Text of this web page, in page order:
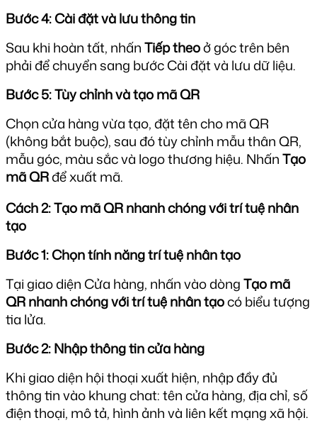
Bước 4: Cài đặt và lưu thông tin
Sau khi hoàn tất, nhấn Tiếp theo ở góc trên bên
phải để chuyển sang bước Cài đặt và lưu dữ liệu.
Bước 5: Tùy chỉnh và tạo mã QR
Chọn cửa hàng vừa tạo, đặt tên cho mã QR
(không bắt buộc), sau đó tùy chỉnh mẫu thân QR,
mẫu góc, màu sắc và logo thương hiệu. Nhấn Tạo
mã QR để xuất mã.
Cách 2: Tạo mã QR nhanh chóng với trí tuệ nhân
tạo
Bước 1: Chọn tính năng trí tuệ nhân tạo
Tại giao diện Cửa hàng, nhấn vào dòng Tạo mã
QR nhanh chóng với trí tuệ nhân tạo có biểu tượng
tia lửa.
Bước 2: Nhập thông tin cửa hàng
Khi giao diện hội thoại xuất hiện, nhập đầy đủ
thông tin vào khung chat: tên cửa hàng, địa chỉ, số
điện thoại, mô tả, hình ảnh và liên kết mạng xã hội.